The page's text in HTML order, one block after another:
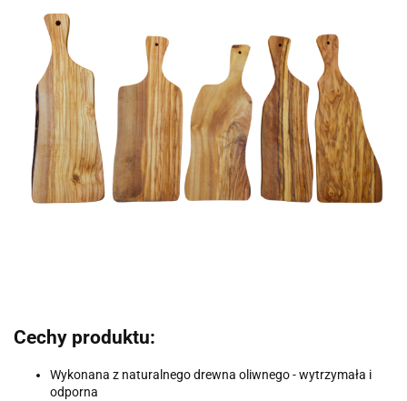
Cechy produktu:
Wykonana z naturalnego drewna oliwnego - wytrzymała i
odporna